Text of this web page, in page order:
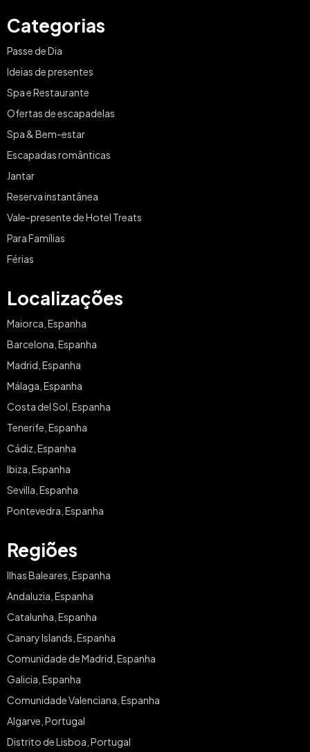
Categorias
Passe de Dia
Ideias de presentes
Spa e Restaurante
Ofertas de escapadelas
Spa & Bem-estar
Escapadas românticas
Jantar
Reserva instantânea
Vale-presente de Hotel Treats
Para Famílias
Férias
Localizações
Maiorca, Espanha
Barcelona, Espanha
Madrid, Espanha
Málaga, Espanha
Costa del Sol, Espanha
Tenerife, Espanha
Cádiz, Espanha
Ibiza, Espanha
Sevilla, Espanha
Pontevedra, Espanha
Regiões
Ilhas Baleares, Espanha
Andaluzia, Espanha
Catalunha, Espanha
Canary Islands, Espanha
Comunidade de Madrid, Espanha
Galicia, Espanha
Comunidade Valenciana, Espanha
Algarve, Portugal
Distrito de Lisboa, Portugal